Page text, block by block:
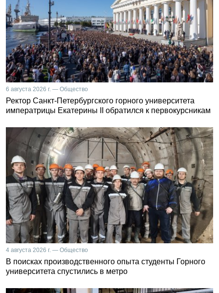
6 августа 2026 г. — Общество
Ректор Санкт-Петербургского горного университета
императрицы Екатерины II обратился к первокурсникам
4 августа 2026 г. — Общество
В поисках производственного опыта студенты Горного
университета спустились в метро